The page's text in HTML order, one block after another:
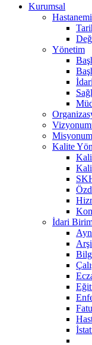
Kurumsal
Yönetim
Kalite
İdari